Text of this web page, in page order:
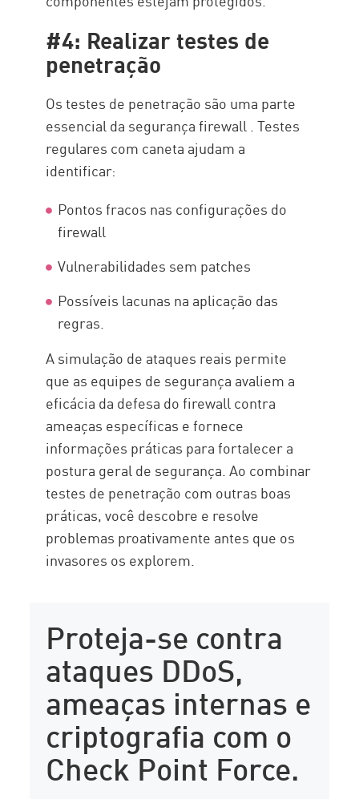
#4: Realizar testes de
penetração
Os testes de penetração são uma parte
essencial da segurança firewall . Testes
regulares com caneta ajudam a
identificar:
Pontos fracos nas configurações do
firewall
Vulnerabilidades sem patches
Possíveis lacunas na aplicação das
regras.
A simulação de ataques reais permite
que as equipes de segurança avaliem a
eficácia da defesa do firewall contra
ameaças específicas e fornece
informações práticas para fortalecer a
postura geral de segurança. Ao combinar
testes de penetração com outras boas
práticas, você descobre e resolve
problemas proativamente antes que os
invasores os explorem.
Proteja-se contra
ataques DDoS,
ameaças internas e
criptografia com o
Check Point Force.